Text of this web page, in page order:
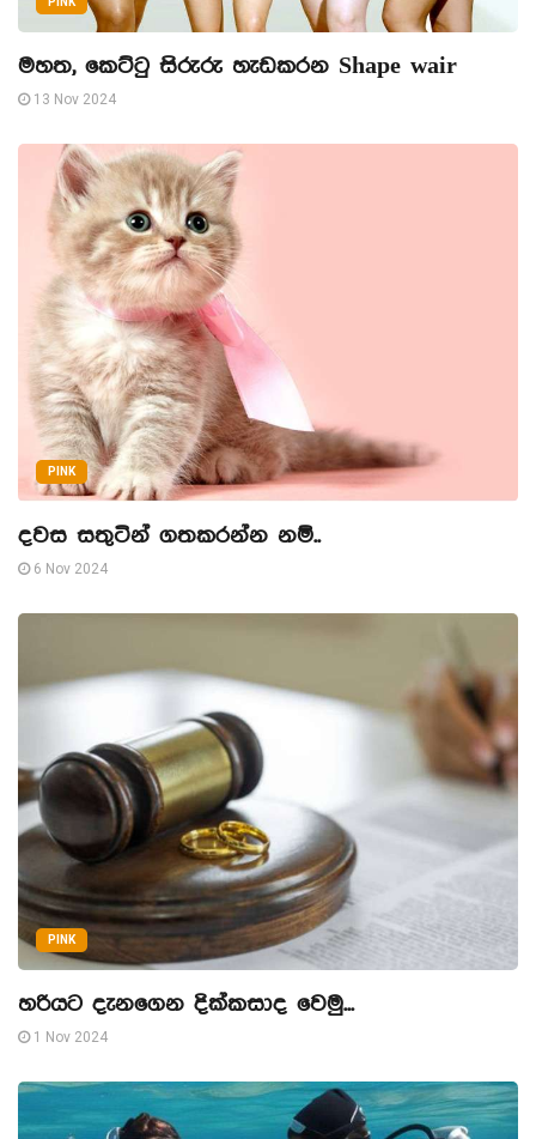
මහත, කෙට්ටු සිරුරු හැඩකරන Shape wair
13 Nov 2024
PINK
දවස සතුටින් ගතකරන්න නම්..
6 Nov 2024
PINK
හරියට දැනගෙන දික්කසාද වෙමු...
1 Nov 2024